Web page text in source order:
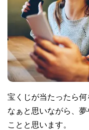
宝くじが当たったら
なぁと思いながら、
ことと思います。